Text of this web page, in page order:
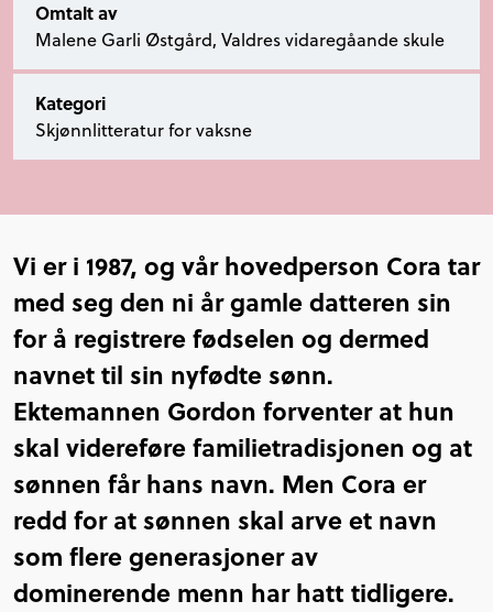
Omtalt av
Malene Garli Østgård, Valdres vidaregåande skule
Kategori
Skjønnlitteratur for vaksne
Vi er i 1987, og vår hovedperson Cora tar
med seg den ni år gamle datteren sin
for å registrere fødselen og dermed
navnet til sin nyfødte sønn.
Ektemannen Gordon forventer at hun
skal videreføre familietradisjonen og at
sønnen får hans navn. Men Cora er
redd for at sønnen skal arve et navn
som flere generasjoner av
dominerende menn har hatt tidligere.